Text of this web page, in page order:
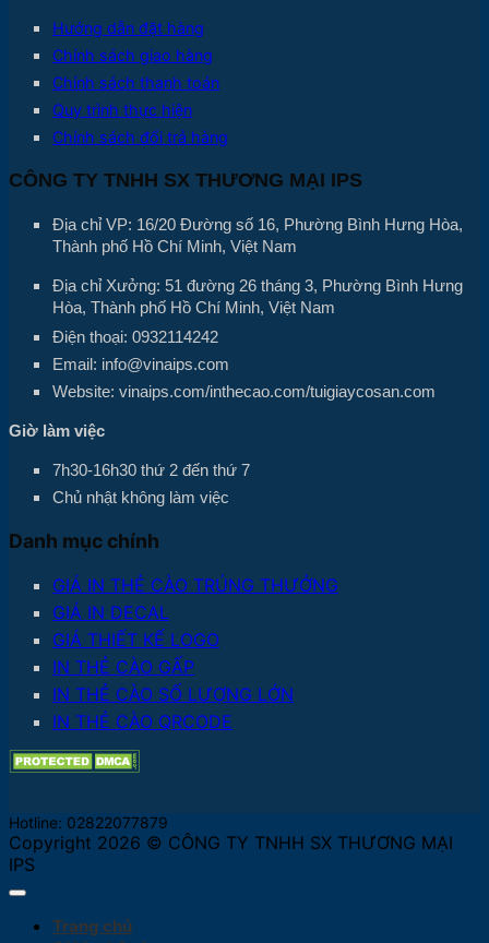
Hướng dẫn đặt hàng
Chính sách giao hàng
Chính sách thanh toán
Quy trình thực hiện
Chính sách đổi trả hàng
CÔNG TY TNHH SX THƯƠNG MẠI IPS
Địa chỉ VP: 16/20 Đường số 16, Phường Bình Hưng Hòa,
Thành phố Hồ Chí Minh, Việt Nam
Địa chỉ Xưởng: 51 đường 26 tháng 3, Phường Bình Hưng
Hòa, Thành phố Hồ Chí Minh, Việt Nam
Điện thoại: 0932114242
Email: info@vinaips.com
Website: vinaips.com/inthecao.com/tuigiaycosan.com
Giờ làm việc
7h30-16h30 thứ 2 đến thứ 7
Chủ nhật không làm việc
Danh mục chính
GIÁ IN THẺ CÀO TRÚNG THƯỞNG
GIÁ IN DECAL
GIÁ THIẾT KẾ LOGO
IN THẺ CÀO GẤP
IN THẺ CÀO SỐ LƯỢNG LỚN
IN THẺ CÀO QRCODE
Hotline: 02822077879
Copyright 2026 © CÔNG TY TNHH SX THƯƠNG MẠI
IPS
Trang chủ